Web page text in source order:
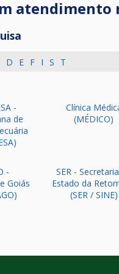
atendimento
D E F I S T
-
de
Clínica
(MÉDICO)
-
Goiás
SER -
Estado da
(SER / SINE)